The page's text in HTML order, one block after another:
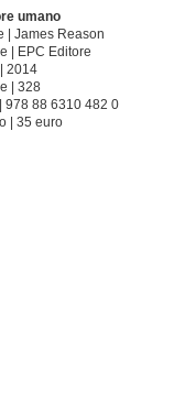
umano
| James Reason
| EPC Editore
2014
| 328
978 88 6310 482 0
| 35 euro